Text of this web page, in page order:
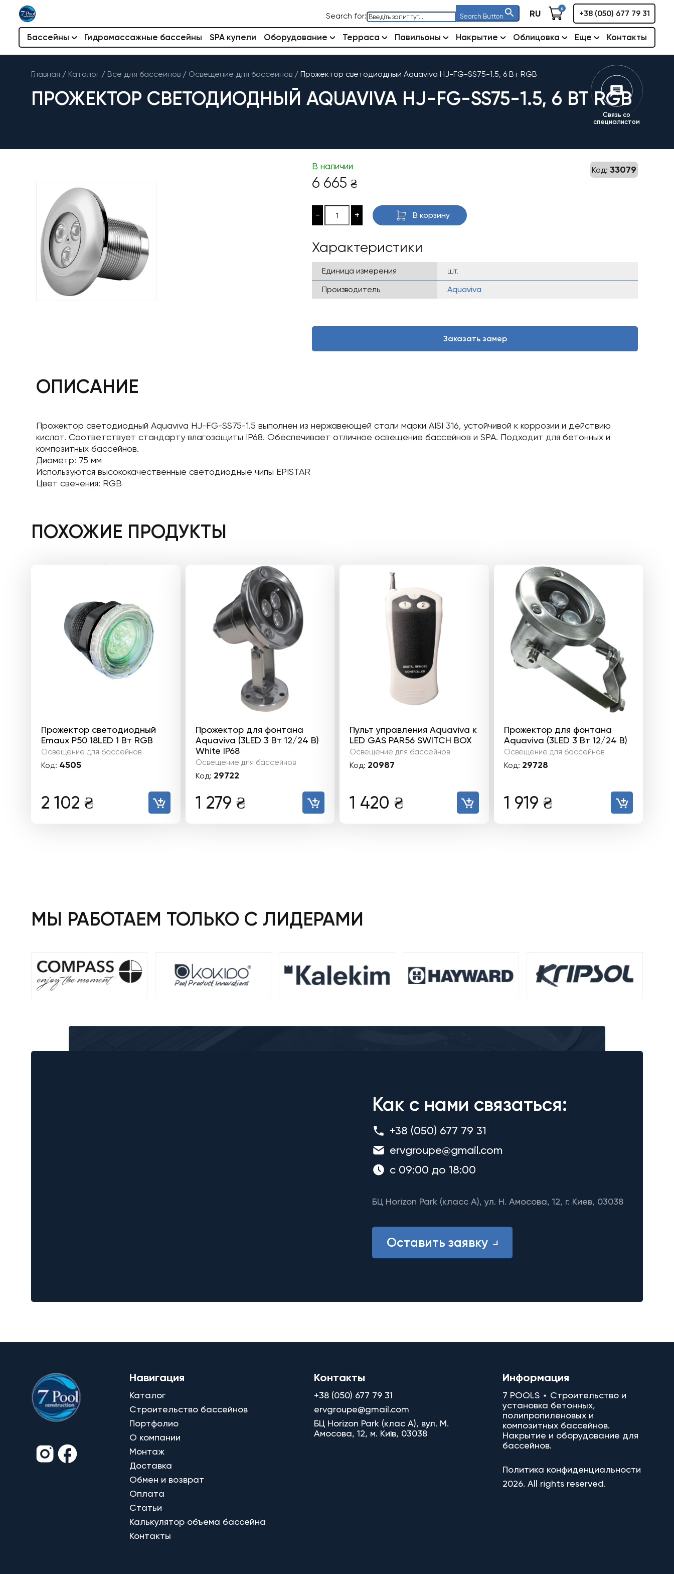
Search for: Search Button RU 0
+38 (050) 677 79 31
Бассейны Гидромассажные бассейны SPA купели Оборудование Терраса Павильоны Накрытие Облицовка Еще Контакты
Главная / Каталог / Все для бассейнов / Освещение для бассейнов / Прожектор светодиодный Aquaviva HJ-FG-SS75-1.5, 6 Вт RGB
ПРОЖЕКТОР СВЕТОДИОДНЫЙ AQUAVIVA HJ-FG-SS75-1.5, 6 ВТ RGB
Связь со
специалистом
Код: 33079
В наличии
6 665 ₴
- + В корзину
Характеристики
Единица измерения
шт.
Производитель
Aquaviva
Заказать замер
ОПИСАНИЕ
Прожектор светодиодный Aquaviva HJ-FG-SS75-1.5 выполнен из нержавеющей стали марки AISI 316, устойчивой к коррозии и действию
кислот. Соответствует стандарту влагозащиты IP68. Обеспечивает отличное освещение бассейнов и SPA. Подходит для бетонных и
композитных бассейнов.
Диаметр: 75 мм
Используются высококачественные светодиодные чипы EPISTAR
Цвет свечения: RGB
ПОХОЖИЕ ПРОДУКТЫ
Прожектор светодиодный
Emaux P50 18LED 1 Вт RGB
Освещение для бассейнов
Код: 4505
2 102 ₴
Прожектор для фонтана
Aquaviva (3LED 3 Вт 12/24 В)
White IP68
Освещение для бассейнов
Код: 29722
1 279 ₴
Пульт управления Aquaviva к
LED GAS PAR56 SWITCH BOX
Освещение для бассейнов
Код: 20987
1 420 ₴
Прожектор для фонтана
Aquaviva (3LED 3 Вт 12/24 В)
Освещение для бассейнов
Код: 29728
1 919 ₴
МЫ РАБОТАЕМ ТОЛЬКО С ЛИДЕРАМИ
Как с нами связаться:
+38 (050) 677 79 31
ervgroupe@gmail.com
с 09:00 до 18:00
БЦ Horizon Park (класс A), ул. Н. Амосова, 12, г. Киев, 03038
Оставить заявку
Навигация
Каталог
Строительство бассейнов
Портфолио
О компании
Монтаж
Доставка
Обмен и возврат
Оплата
Статьи
Калькулятор объема бассейна
Контакты
Контакты
+38 (050) 677 79 31
ervgroupe@gmail.com
БЦ Horizon Park (клас A), вул. М.
Амосова, 12, м. Київ, 03038
Информация
7 POOLS ⋆ Строительство и
установка бетонных,
полипропиленовых и
композитных бассейнов.
Накрытие и оборудование для
бассейнов.
Политика конфиденциальности
2026. All rights reserved.